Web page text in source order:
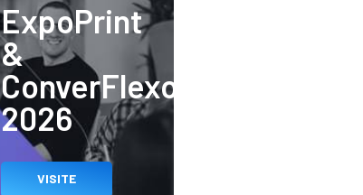
ExpoPrint
&
ConverFlexo
2026
VISITE